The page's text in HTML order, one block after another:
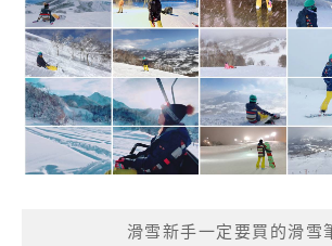
滑雪新手一定要買的滑雪